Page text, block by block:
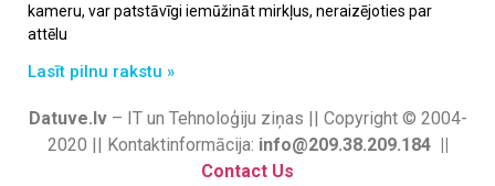
kameru, var patstāvīgi iemūžināt mirkļus, neraizējoties par
attēlu
Lasīt pilnu rakstu »
Datuve.lv– IT un Tehnoloģiju ziņas || Copyright © 2004-
2020 || Kontaktinformācija: info@209.38.209.184 ||
Contact Us